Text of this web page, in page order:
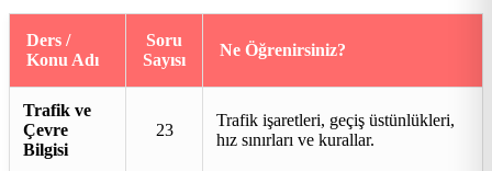
Ders /
Konu Adı
Soru
Sayısı
Ne Öğrenirsiniz?
Trafik ve
Çevre
Bilgisi
23
Trafik işaretleri, geçiş üstünlükleri,
hız sınırları ve kurallar.